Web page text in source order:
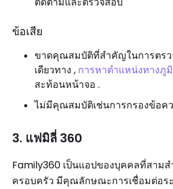
ข้อเสีย
ขาดคุณสมบัติที่สำคัญในการตรว
เดียวทาง , การหาตำแหน่งทางภู
สะท้อนหน้าจอ .
ไม่มีคุณสมบัติเช่นการกรองข้อค
3. แฟมิลี่ 360
Family360 เป็นแอปของบุคคลที่สามส
ครอบครัว มีคุณลักษณะการเชื่อมต่อร